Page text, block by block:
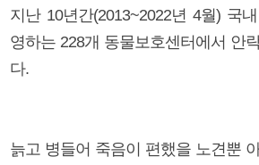
지난 10년간(2013~2022년 4월) 국
영하는 228개 동물보호센터에서 안
다.
늙고 병들어 죽음이 편했을 노견뿐